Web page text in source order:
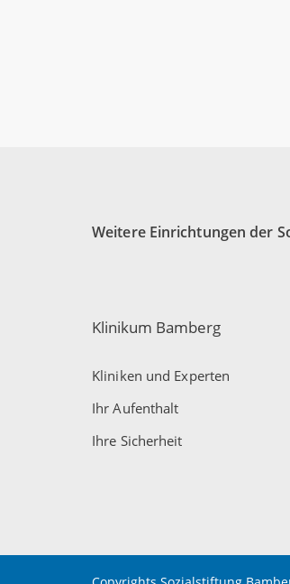
Weitere Einrichtungen der
Klinikum Bamberg
Kliniken und Experten
Ihr Aufenthalt
Ihre Sicherheit